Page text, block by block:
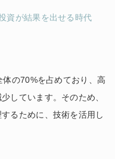
の70%を占めており、高
しています。そのため、
るために、技術を活用し
資が結果を出せる時代